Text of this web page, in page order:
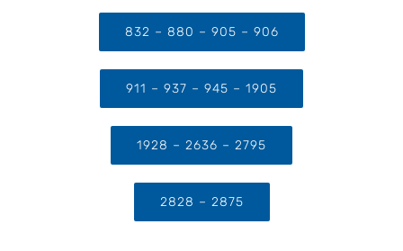
832 – 880 – 905 – 906
911 – 937 – 945 – 1905
1928 – 2636 – 2795
2828 – 2875